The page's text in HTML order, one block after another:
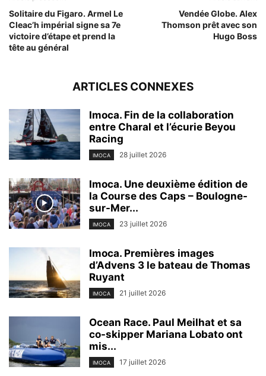
Solitaire du Figaro. Armel Le
Cleac’h impérial signe sa 7e
victoire d’étape et prend la
tête au général
Vendée Globe. Alex
Thomson prêt avec son
Hugo Boss
ARTICLES CONNEXES
Imoca. Fin de la collaboration
entre Charal et l’écurie Beyou
Racing
IMOCA 28 juillet 2026
Imoca. Une deuxième édition de
la Course des Caps – Boulogne-
sur-Mer...
IMOCA 23 juillet 2026
Imoca. Premières images
d’Advens 3 le bateau de Thomas
Ruyant
IMOCA 21 juillet 2026
Ocean Race. Paul Meilhat et sa
co-skipper Mariana Lobato ont
mis...
IMOCA 17 juillet 2026